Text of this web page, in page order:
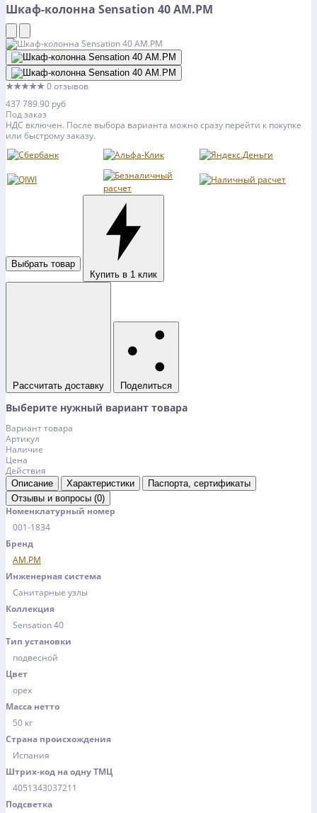
Шкаф-колонна Sensation 40 AM.PM
★★★★★0 отзывов
437 789.90 руб
Под заказ
НДС включен. После выбора варианта можно сразу перейти к покупке
или быстрому заказу.
Выбрать товар
Купить в 1 клик
Рассчитать доставку Поделиться
Выберите нужный вариант товара
Вариант товара
Артикул
Наличие
Цена
Действия
Описание Характеристики
Паспорта, сертификаты
Отзывы и вопросы (0)
Номенклатурный номер
001-1834
Бренд
AM.PM
Инженерная система
Санитарные узлы
Коллекция
Sensation 40
Тип установки
подвесной
Цвет
орех
Масса нетто
50 кг
Страна происхождения
Испания
Штрих-код на одну ТМЦ
4051343037211
Подсветка